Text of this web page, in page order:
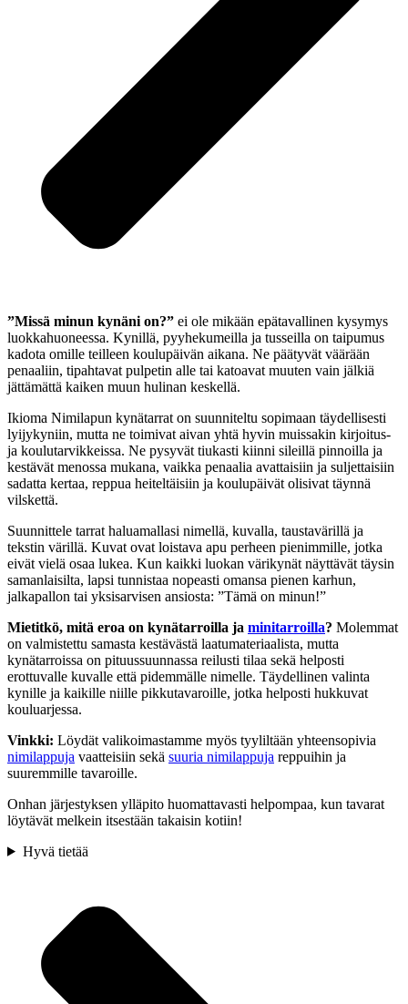
”Missä minun kynäni on?” ei ole mikään epätavallinen kysymys
luokkahuoneessa. Kynillä, pyyhekumeilla ja tusseilla on taipumus
kadota omille teilleen koulupäivän aikana. Ne päätyvät väärään
penaaliin, tipahtavat pulpetin alle tai katoavat muuten vain jälkiä
jättämättä kaiken muun hulinan keskellä.
Ikioma Nimilapun kynätarrat on suunniteltu sopimaan täydellisesti
lyijykyniin, mutta ne toimivat aivan yhtä hyvin muissakin kirjoitus-
ja koulutarvikkeissa. Ne pysyvät tiukasti kiinni sileillä pinnoilla ja
kestävät menossa mukana, vaikka penaalia avattaisiin ja suljettaisiin
sadatta kertaa, reppua heiteltäisiin ja koulupäivät olisivat täynnä
vilskettä.
Suunnittele tarrat haluamallasi nimellä, kuvalla, taustavärillä ja
tekstin värillä. Kuvat ovat loistava apu perheen pienimmille, jotka
eivät vielä osaa lukea. Kun kaikki luokan värikynät näyttävät täysin
samanlaisilta, lapsi tunnistaa nopeasti omansa pienen karhun,
jalkapallon tai yksisarvisen ansiosta: ”Tämä on minun!”
Mietitkö, mitä eroa on kynätarroilla ja minitarroilla? Molemmat
on valmistettu samasta kestävästä laatumateriaalista, mutta
kynätarroissa on pituussuunnassa reilusti tilaa sekä helposti
erottuvalle kuvalle että pidemmälle nimelle. Täydellinen valinta
kynille ja kaikille niille pikkutavaroille, jotka helposti hukkuvat
kouluarjessa.
Vinkki: Löydät valikoimastamme myös tyyliltään yhteensopivia
nimilappuja vaatteisiin sekä suuria nimilappuja reppuihin ja
suuremmille tavaroille.
Onhan järjestyksen ylläpito huomattavasti helpompaa, kun tavarat
löytävät melkein itsestään takaisin kotiin!
Hyvä tietää